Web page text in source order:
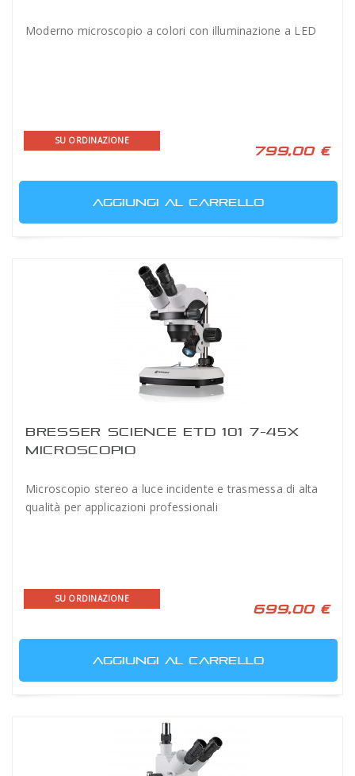
Moderno microscopio a colori con illuminazione a LED
SU ORDINAZIONE
799,00 €
AGGIUNGI AL CARRELLO
BRESSER SCIENCE ETD 101 7-45X
MICROSCOPIO
Microscopio stereo a luce incidente e trasmessa di alta
qualità per applicazioni professionali
SU ORDINAZIONE
699,00 €
AGGIUNGI AL CARRELLO